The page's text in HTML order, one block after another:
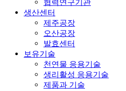
협력연구기관
생산센터
제주공장
오산공장
발효센터
보유기술
천연물 응용기술
생리활성 응용기술
제품과 기술